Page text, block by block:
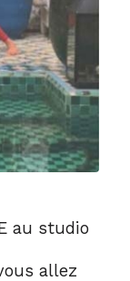
au studio
allez